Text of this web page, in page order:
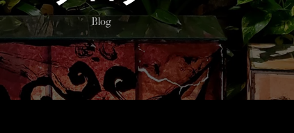
Blog